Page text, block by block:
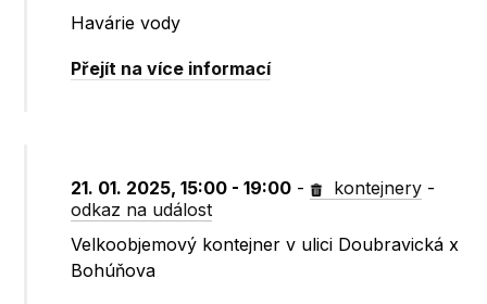
Havárie vody
Přejít na více informací
21. 01. 2025, 15:00 - 19:00 - kontejnery -
odkaz na událost
Velkoobjemový kontejner v ulici Doubravická x
Bohúňova